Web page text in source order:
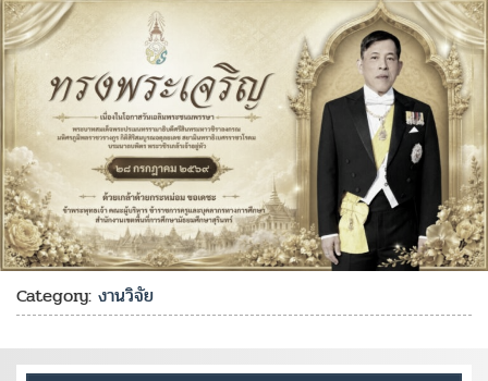
Category:งานวิจัย